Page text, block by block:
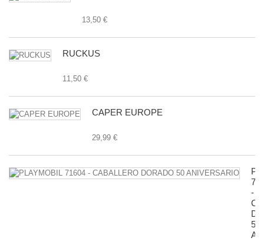
13,50 €
RUCKUS
11,50 €
CAPER EUROPE
29,99 €
-
50